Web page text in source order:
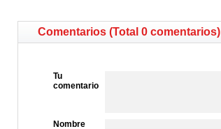
Comentarios (Total 0 comentarios)
Tu
comentario
Nombre